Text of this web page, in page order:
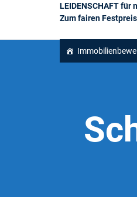
LEIDENSCHAFT
Zum fairen